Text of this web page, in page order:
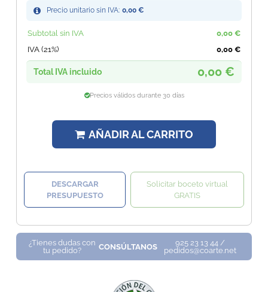
Precio unitario sin IVA: 0,00 €
Subtotal sin IVA
0,00 €
IVA (21%)
0,00 €
Total IVA incluido 0,00 €
Precios válidos durante 30 días
AÑADIR AL CARRITO
DESCARGAR
PRESUPUESTO
Solicitar boceto virtual
GRATIS
¿Tienes dudas con
tu pedido?
CONSÚLTANOS
925 23 13 44 /
pedidos@coarte.net